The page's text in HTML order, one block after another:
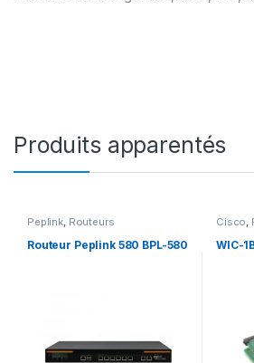
Produits apparentés
Peplink, Routeurs
Routeur Peplink 580 BPL-580
Cisco,
WIC-